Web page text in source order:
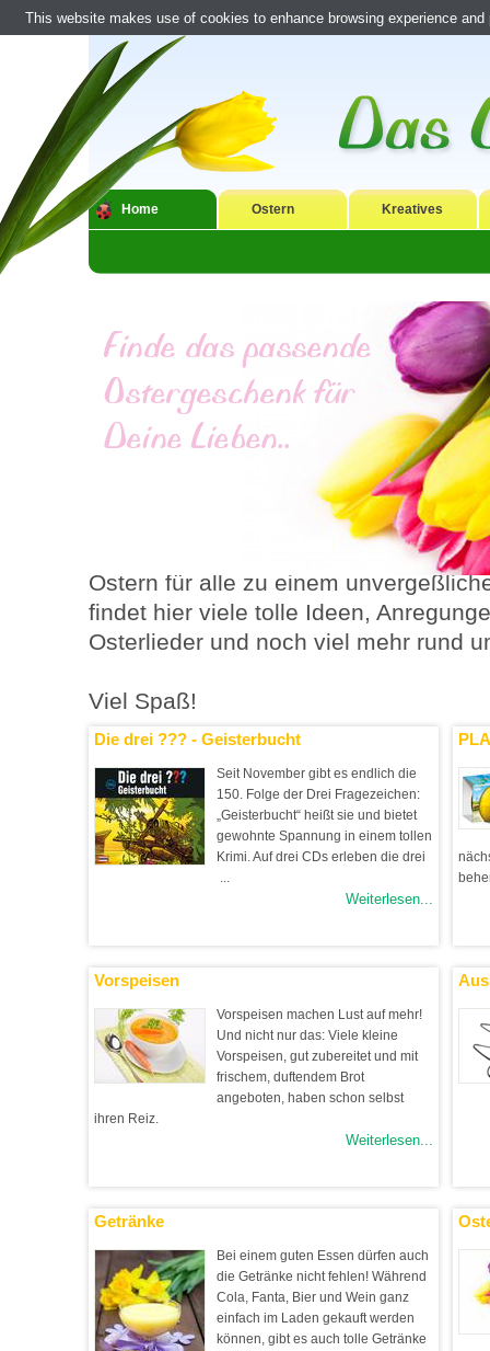
Home Ostern Kreatives
Liebe Osterfreunde,
Ostern ist nach Weihnachten das
Kinder und Erwachsene freuen sich
dem man Freunde und Verwandte
Eier bemalen, bunte Ostereier
sind einige der schönsten Bräuche
Ostern einstimmen, seinen Lieben
Ostern für alle zu einem
findet hier viele tolle Ideen,
Osterlieder und noch viel mehr rund
Viel Spaß!
Die drei ??? - Geisterbucht
Seit November gibt es endlich die
150. Folge der Drei Fragezeichen:
„Geisterbucht“ heißt sie und bietet
gewohnte Spannung in einem tollen
Krimi. Auf drei CDs erleben die drei
...
Weiterlesen...
Vorspeisen
Vorspeisen machen Lust auf mehr!
Und nicht nur das: Viele kleine
Vorspeisen, gut zubereitet und mit
frischem, duftendem Brot
angeboten, haben schon selbst
ihren Reiz.
Weiterlesen...
Getränke
Bei einem guten Essen dürfen auch
die Getränke nicht fehlen! Während
Cola, Fanta, Bier und Wein ganz
einfach im Laden gekauft werden
können, gibt es auch tolle Getränke
This website makes use of cookies to enhance browsing experience